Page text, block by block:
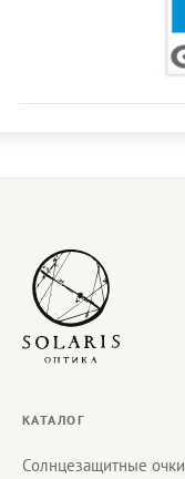
КАТАЛОГ
Солнцезащитные очки